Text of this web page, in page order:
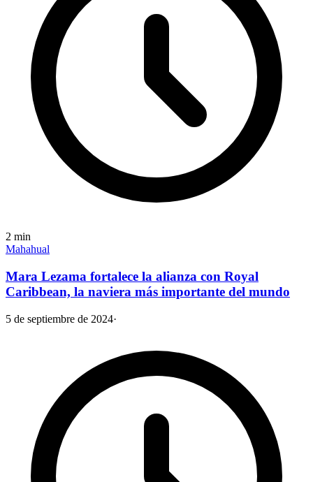
2 min
Mahahual
Mara Lezama fortalece la alianza con Royal
Caribbean, la naviera más importante del mundo
5 de septiembre de 2024·